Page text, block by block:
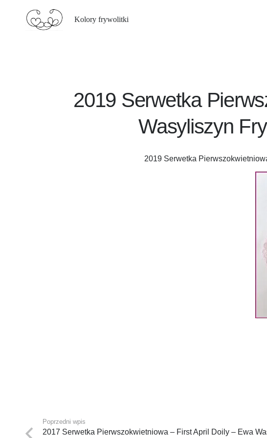
Kolory frywolitki
2019 Serwetka
Wasyliszyn
2019 Serwetka
Poprzedni wpis
2017 Serwetka Pierwszokwietniowa – First April Doily – Ewa